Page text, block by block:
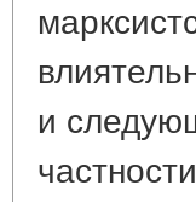
и